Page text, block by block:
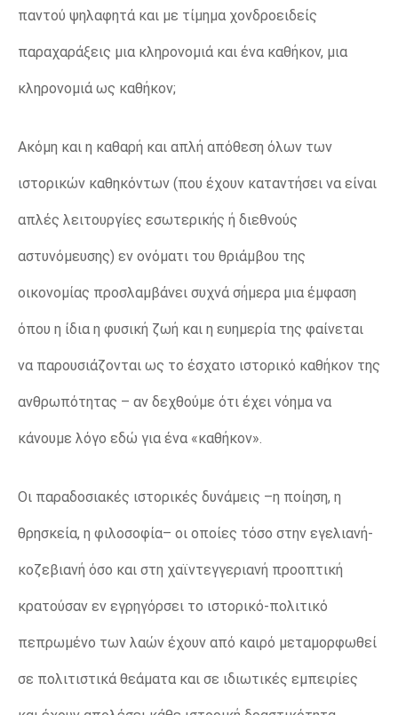
παντού ψηλαφητά και με τίμημα χονδροειδείς
παραχαράξεις μια κληρονομιά και ένα καθήκον, μια
κληρονομιά ως καθήκον;
Ακόμη και η καθαρή και απλή απόθεση όλων των
ιστορικών καθηκόντων (που έχουν καταντήσει να είναι
απλές λειτουργίες εσωτερικής ή διεθνούς
αστυνόμευσης) εν ονόματι του θριάμβου της
οικονομίας προσλαμβάνει συχνά σήμερα μια έμφαση
όπου η ίδια η φυσική ζωή και η ευημερία της φαίνεται
να παρουσιάζονται ως το έσχατο ιστορικό καθήκον της
ανθρωπότητας – αν δεχθούμε ότι έχει νόημα να
κάνουμε λόγο εδώ για ένα «καθήκον».
Οι παραδοσιακές ιστορικές δυνάμεις –η ποίηση, η
θρησκεία, η φιλοσοφία– οι οποίες τόσο στην εγελιανή-
κοζεβιανή όσο και στη χαϊντεγγεριανή προοπτική
κρατούσαν εν εγρηγόρσει το ιστορικό-πολιτικό
πεπρωμένο των λαών έχουν από καιρό μεταμορφωθεί
σε πολιτιστικά θεάματα και σε ιδιωτικές εμπειρίες